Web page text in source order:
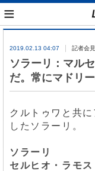
≡
2019.02.13 04:07 記者会見
ソラーリ：マル
だ。常にマドリ
クルトゥワと共
したソラーリ。
ソラーリ
セルヒオ・ラモス